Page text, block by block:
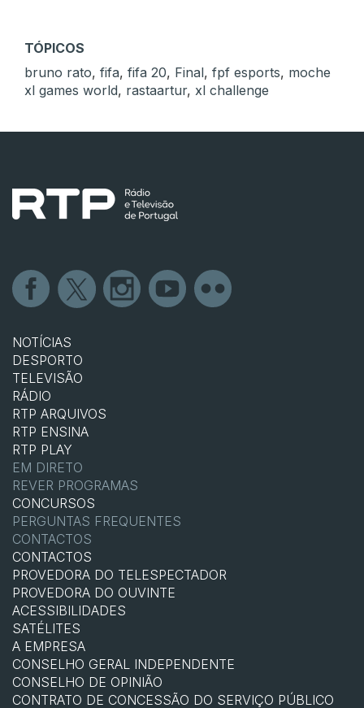
TÓPICOS
bruno rato, fifa, fifa 20, Final, fpf esports, moche
xl games world, rastaartur, xl challenge
NOTÍCIAS
DESPORTO
TELEVISÃO
RÁDIO
RTP ARQUIVOS
RTP ENSINA
RTP PLAY
EM DIRETO
REVER PROGRAMAS
CONCURSOS
PERGUNTAS FREQUENTES
CONTACTOS
CONTACTOS
PROVEDORA DO TELESPECTADOR
PROVEDORA DO OUVINTE
ACESSIBILIDADES
SATÉLITES
A EMPRESA
CONSELHO GERAL INDEPENDENTE
CONSELHO DE OPINIÃO
CONTRATO DE CONCESSÃO DO SERVIÇO PÚBLICO